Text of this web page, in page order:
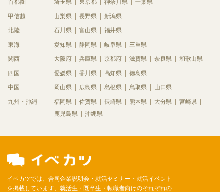
首都圏 埼玉県 東京都 神奈川県 千葉県
甲信越 山梨県 長野県 新潟県
北陸 石川県 富山県 福井県
東海 愛知県 静岡県 岐阜県 三重県
関西 大阪府 兵庫県 京都府 滋賀県 奈良県 和歌山県
四国 愛媛県 香川県 高知県 徳島県
中国 岡山県 広島県 島根県 鳥取県 山口県
九州・沖縄 福岡県 佐賀県 長崎県 熊本県 大分県
宮崎県
鹿児島県
沖縄県
イベカツでは、合同企業説明会・就活セミナー・就活イベント
を掲載しています。就活生・既卒生・転職者向けのそれぞれの